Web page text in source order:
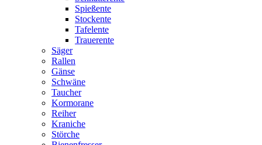
Spießente
Stockente
Tafelente
Trauerente
Säger
Rallen
Gänse
Schwäne
Taucher
Kormorane
Reiher
Kraniche
Störche